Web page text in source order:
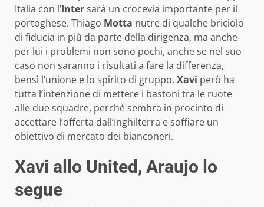
Italia con l’Intersarà un crocevia importante per il
portoghese. Thiago Motta nutre di qualche briciolo
di fiducia in più da parte della dirigenza, ma anche
per lui i problemi non sono pochi, anche se nel suo
caso non saranno i risultati a fare la differenza,
bensì l’unione e lo spirito di gruppo. Xavi però ha
tutta l’intenzione di mettere i bastoni tra le ruote
alle due squadre, perché sembra in procinto di
accettare l’offerta dall’Inghilterra e soffiare un
obiettivo di mercato dei bianconeri.
Xavi allo United, Araujo lo
segue